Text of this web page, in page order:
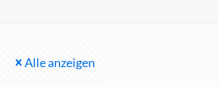
Alle anzeigen